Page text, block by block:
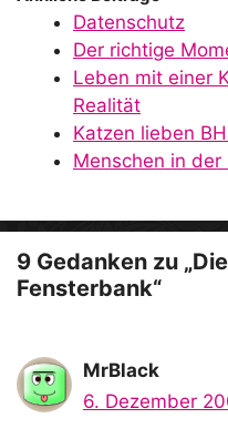
Datenschutz
Der richtige
Leben mit einer
Realität
Katzen lieben
Menschen in der
9 Gedanken zu
Fensterbank“
MrBlack
6. Dezember